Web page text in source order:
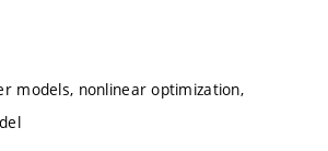
models, nonlinear optimization,